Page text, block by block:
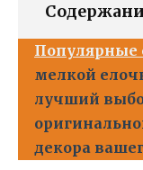
Популярные
мелкой
лучший
декора